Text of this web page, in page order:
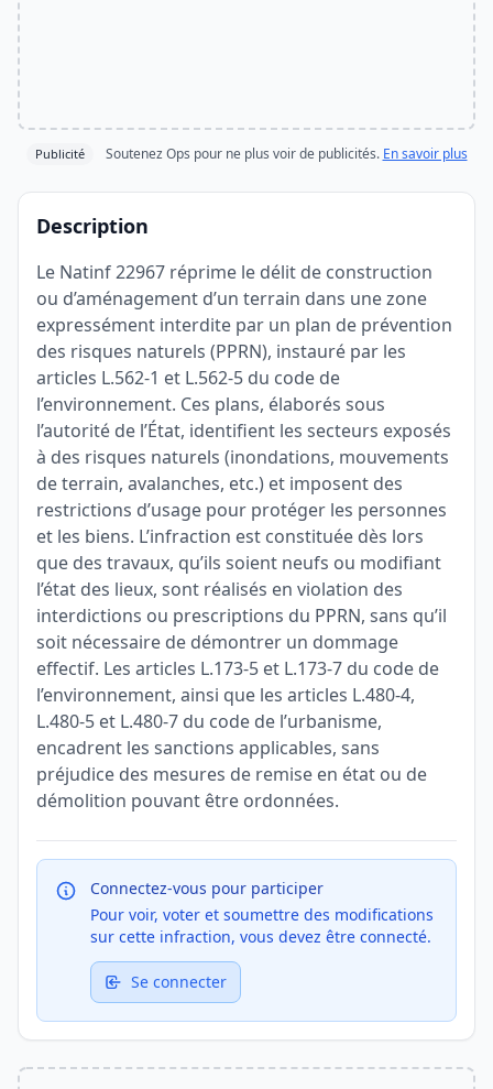
Publicité Soutenez Ops pour ne plus voir de publicités. En savoir plus
Description
Le Natinf 22967 réprime le délit de construction
ou d’aménagement d’un terrain dans une zone
expressément interdite par un plan de prévention
des risques naturels (PPRN), instauré par les
articles L.562-1 et L.562-5 du code de
l’environnement. Ces plans, élaborés sous
l’autorité de l’État, identifient les secteurs exposés
à des risques naturels (inondations, mouvements
de terrain, avalanches, etc.) et imposent des
restrictions d’usage pour protéger les personnes
et les biens. L’infraction est constituée dès lors
que des travaux, qu’ils soient neufs ou modifiant
l’état des lieux, sont réalisés en violation des
interdictions ou prescriptions du PPRN, sans qu’il
soit nécessaire de démontrer un dommage
effectif. Les articles L.173-5 et L.173-7 du code de
l’environnement, ainsi que les articles L.480-4,
L.480-5 et L.480-7 du code de l’urbanisme,
encadrent les sanctions applicables, sans
préjudice des mesures de remise en état ou de
démolition pouvant être ordonnées.
Connectez-vous pour participer
Pour voir, voter et soumettre des modifications
sur cette infraction, vous devez être connecté.
Se connecter